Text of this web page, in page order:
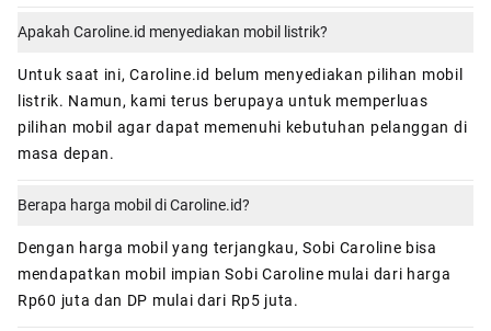
Apakah Caroline.id menyediakan mobil listrik?
Untuk saat ini, Caroline.id belum menyediakan pilihan mobil
listrik. Namun, kami terus berupaya untuk memperluas
pilihan mobil agar dapat memenuhi kebutuhan pelanggan di
masa depan.
Berapa harga mobil di Caroline.id?
Dengan harga mobil yang terjangkau, Sobi Caroline bisa
mendapatkan mobil impian Sobi Caroline mulai dari harga
Rp60 juta dan DP mulai dari Rp5 juta.